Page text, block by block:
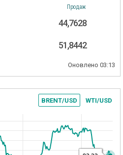
Продаж
44,7628
51,8442
Оновлено 03:13
BRENT/USD WTI/USD